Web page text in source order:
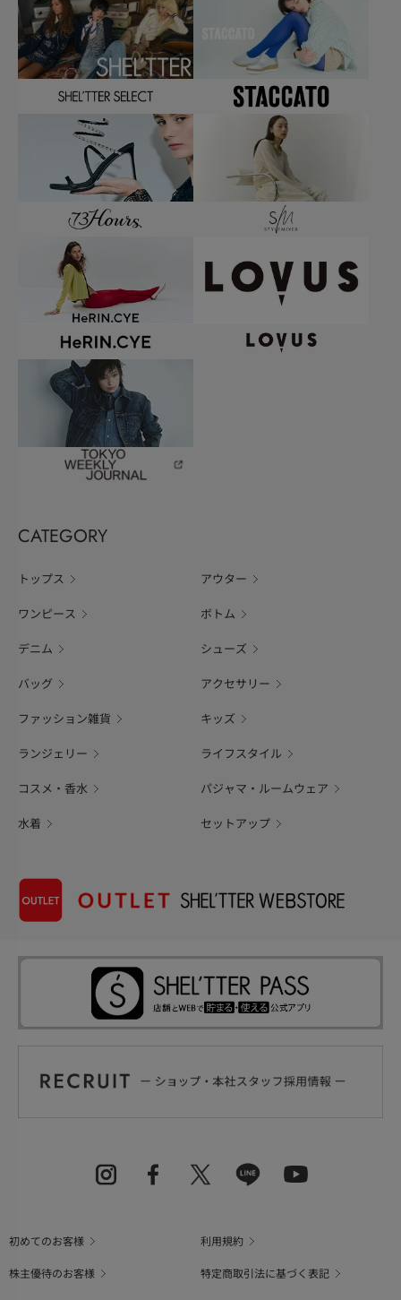
CATEGORY
トップス アウター
ワンピース ボトム
デニム シューズ
バッグ アクセサリー
ファッション雑貨 キッズ
ランジェリー ライフスタイル
コスメ・香水 パジャマ・ルームウェア
水着 セットアップ
初めてのお客様
利用規約
株主優待のお客様
特定商取引法に基づく表記